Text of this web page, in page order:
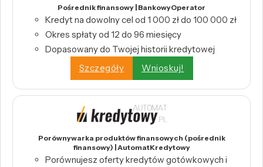
Pośrednik finansowy | BankowyOperator
Kredyt na dowolny cel od 1 000 zł do 100 000 zł
Okres spłaty od 12 do 96 miesięcy
Dopasowany do Twojej historii kredytowej
Szczegóły
Wnioskuj!
Porównywarka produktów finansowych (pośrednik
finansowy) | AutomatKredytowy
Porównujesz oferty kredytów gotówkowych i